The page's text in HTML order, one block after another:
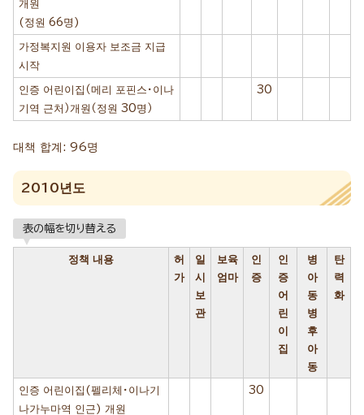
개원
(정원 66명)
가정복지원 이용자 보조금 지급
시작
인증 어린이집（메리 포핀스・이나
기역 근처）개원（정원 30명）
30
대책 합계: 96명
2010년도
表の幅を切り替える
정책 내용
허
가
일
시
보
관
보육
엄마
인
증
인
증
어
린
이
집
병
아
동
병
후
아
동
탄
력
화
인증 어린이집(펠리체・이나기
나가누마역 인근) 개원
30